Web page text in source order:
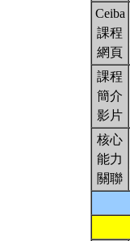
Ceiba
課程
網頁
課程
簡介
影片
核心
能力
關聯